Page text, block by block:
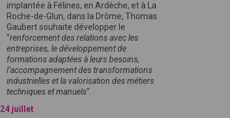
implantée à Félines, en Ardèche, et à La
Roche-de-Glun, dans la Drôme, Thomas
Gaubert souhaite développer le
"renforcement des relations avec les
entreprises, le développement de
formations adaptées à leurs besoins,
l’accompagnement des transformations
industrielles et la valorisation des métiers
techniques et manuels".
24 juillet